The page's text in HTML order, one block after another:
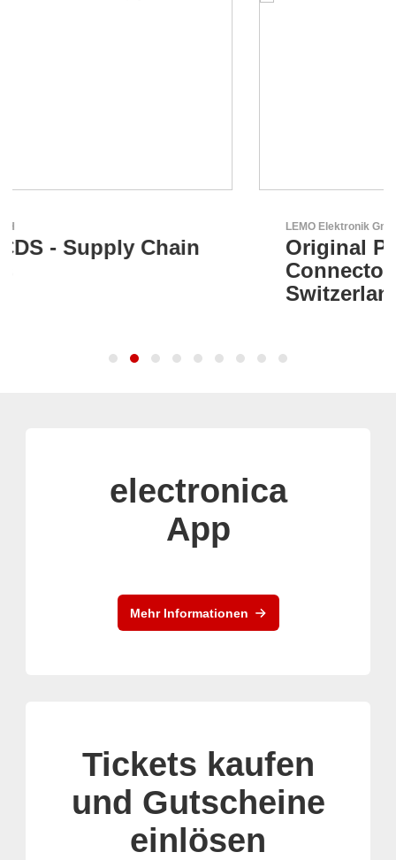
Original Push-Pull-
electronica
App
Mehr Informationen
Tickets kaufen
und Gutscheine
einlösen